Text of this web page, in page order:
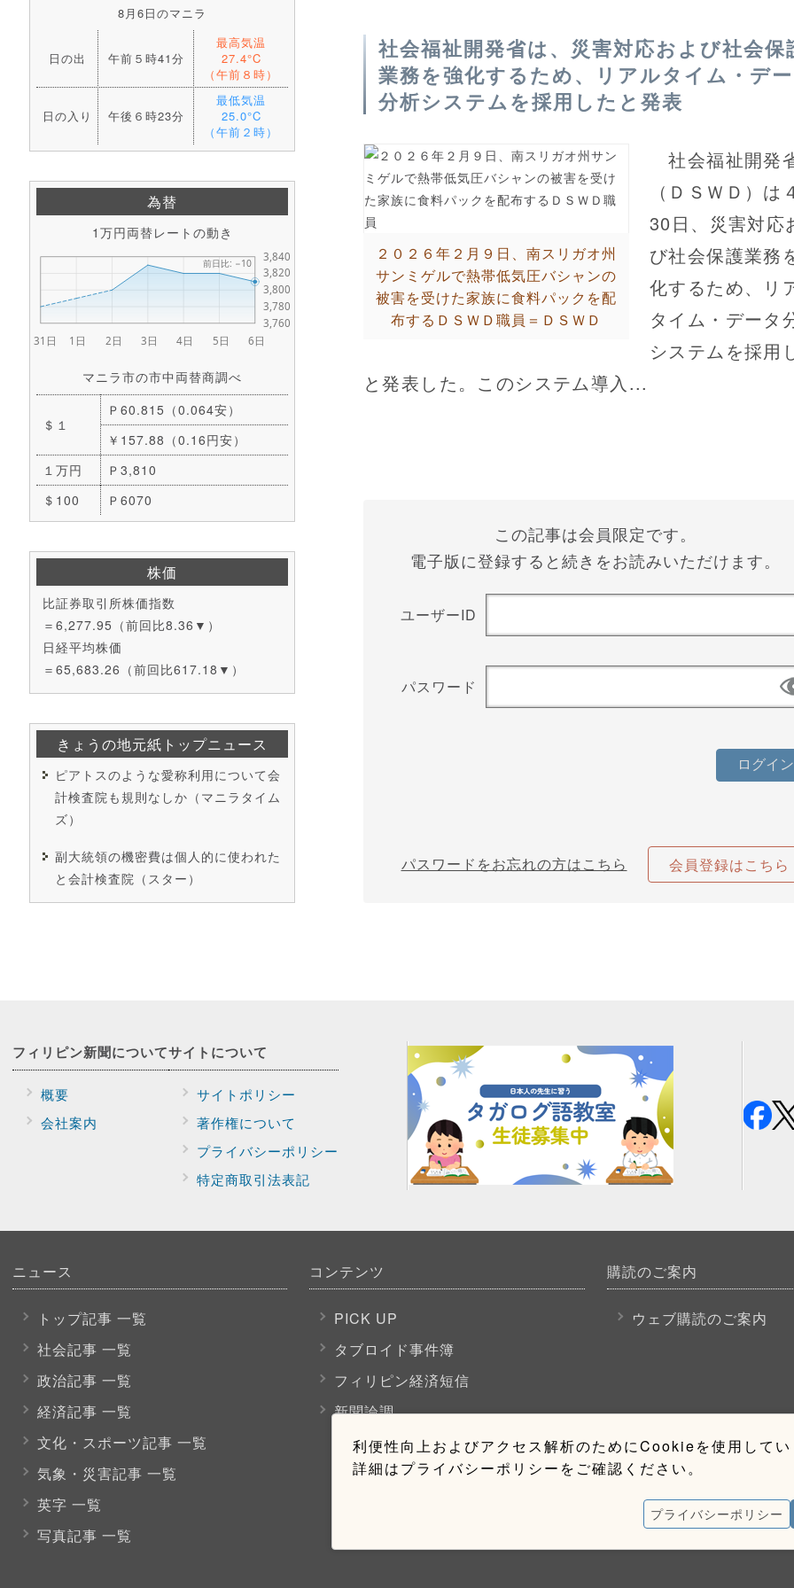
8月6日のマニラ
日の出 午前５時41分
最高気温
27.4°C
（午前８時）
日の入り 午後６時23分
最低気温
25.0°C
（午前２時）
為替
1万円両替レートの動き
マニラ市の市中両替商調べ
＄１
Ｐ60.815（0.064安）
￥157.88（0.16円安）
１万円
Ｐ3,810
＄100
Ｐ6070
株価
比証券取引所株価指数
＝6,277.95（前回比8.36▼）
日経平均株価
＝65,683.26（前回比617.18▼）
きょうの地元紙トップニュース
ピアトスのような愛称利用について会
計検査院も規則なしか（マニラタイム
ズ）
副大統領の機密費は個人的に使われた
と会計検査院（スター）
社会福祉開発省は、災害対応および社会保
業務を強化するため、リアルタイム・デ
分析システムを採用したと発表
２０２６年２月９日、南スリガオ州
サンミゲルで熱帯低気圧バシャンの
被害を受けた家族に食料パックを配
布するＤＳＷＤ職員＝ＤＳＷＤ
社会福祉開発
（ＤＳＷＤ）は
30日、災害対応
び社会保護業務
化するため、リ
タイム・データ
システムを採用
と発表した。このシステム導入...
この記事は会員限定です。
電子版に登録すると続きをお読みいただけます。
ユーザーID
パスワード
パスワードをお忘れの方はこちら 会員登録はこちら
利便性向上およびアクセス解析のためにCookieを使用して
詳細はプライバシーポリシーをご確認ください。
プライバシーポリシー
フィリピン新聞について
概要
会社案内
サイトについて
サイトポリシー
著作権について
プライバシーポリシー
特定商取引法表記
ニュース
トップ記事 一覧
社会記事 一覧
政治記事 一覧
経済記事 一覧
文化・スポーツ記事 一覧
気象・災害記事 一覧
英字 一覧
写真記事 一覧
コンテンツ
PICK UP
タブロイド事件簿
フィリピン経済短信
新聞論調
購読のご案内
ウェブ購読のご案内